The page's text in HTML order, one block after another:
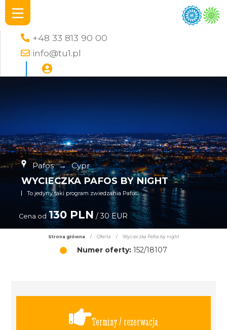
+48 33 813 90 00
info@tu1.pl
Pafos → Cypr
WYCIECZKA PAFOS BY NIGHT
To jedyny taki program zwiedzania Pafos
Cena od 130 PLN / 30 EUR
Strona główna / Oferta / Wycieczka Pafos by night
Numer oferty: 152/18107
Terminy / rezerwacja